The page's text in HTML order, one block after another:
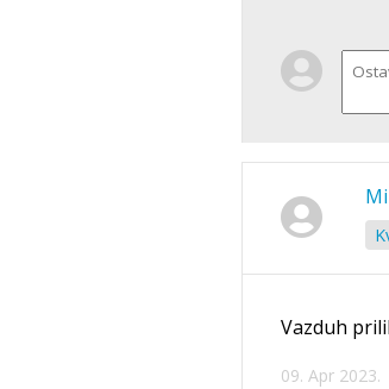
Vazduh
09. Apr 2023.